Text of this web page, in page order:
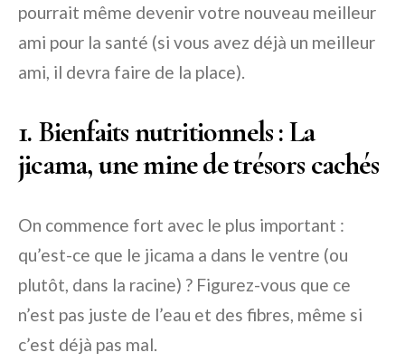
pourrait même devenir votre nouveau meilleur
ami pour la santé (si vous avez déjà un meilleur
ami, il devra faire de la place).
1. Bienfaits nutritionnels : La
jicama, une mine de trésors cachés
On commence fort avec le plus important :
qu’est-ce que le jicama a dans le ventre (ou
plutôt, dans la racine) ? Figurez-vous que ce
n’est pas juste de l’eau et des fibres, même si
c’est déjà pas mal.